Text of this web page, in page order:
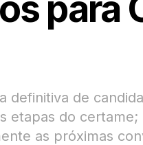
definitiva de
etapas do
as próximas